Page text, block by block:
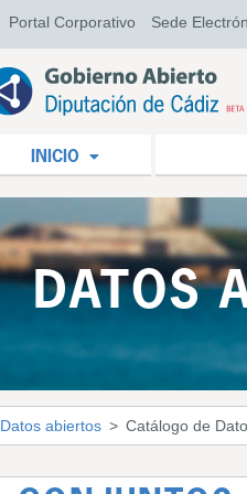
Portal Corporativo Sede
INICIO
DATOS
Datos abiertos Catálogo de